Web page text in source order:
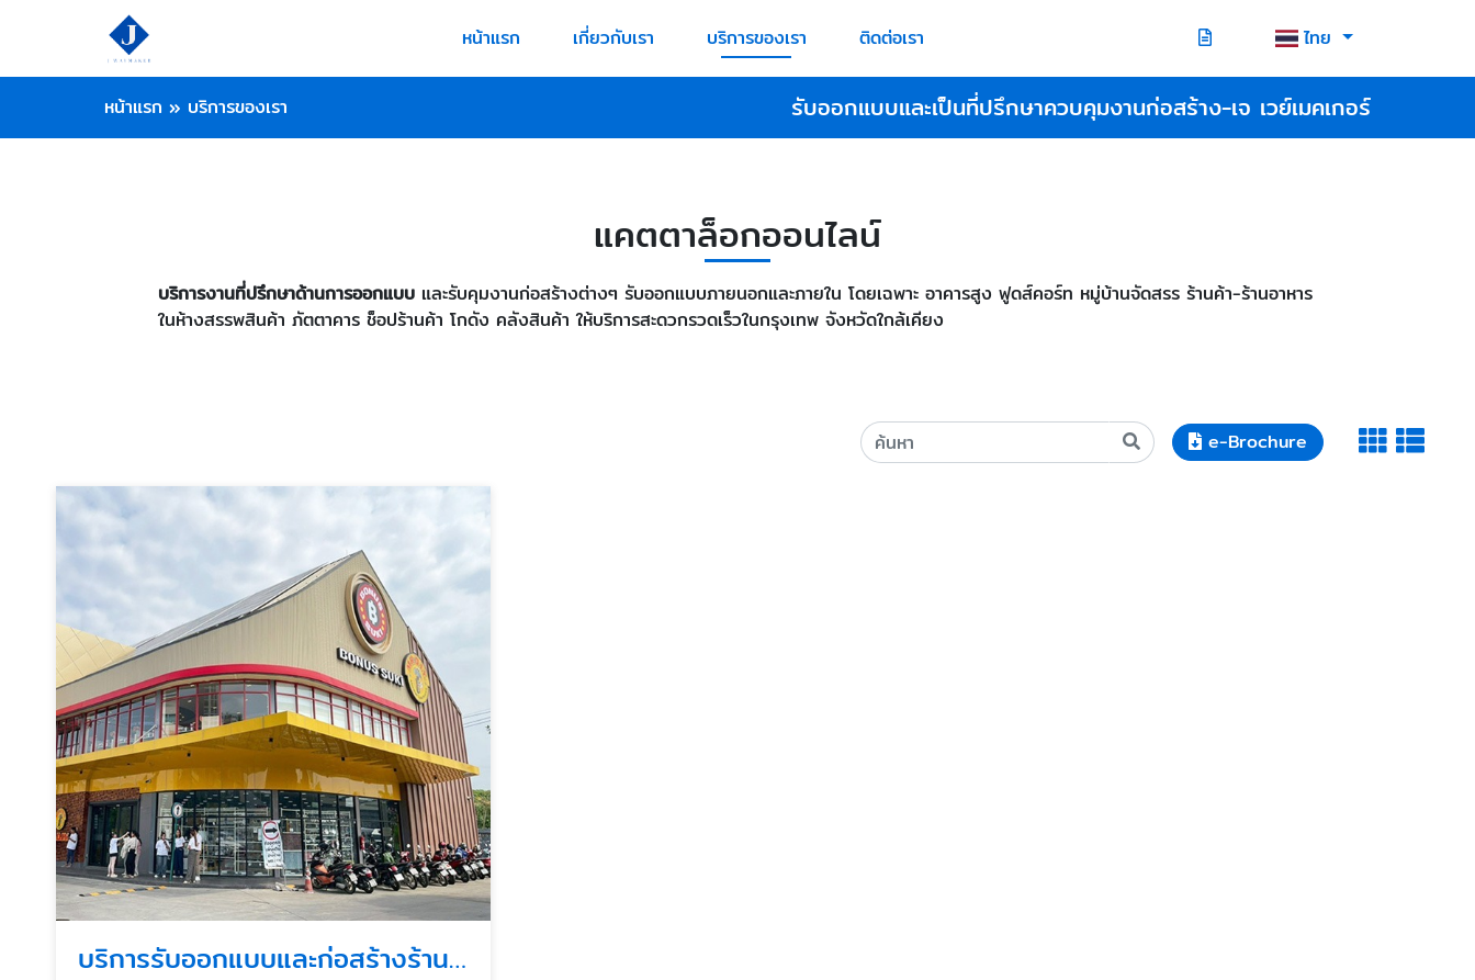
หน้าแรก เกี่ยวกับเรา บริการของเรา ติดต่อเรา ไทย
หน้าแรก » บริการของเรา รับออกแบบและเป็นที่ปรึกษาควบคุมงานก่อสร้าง-เจ เวย์เมคเกอร์
แคตตาล็อกออนไลน์
บริการงานที่ปรึกษาด้านการออกแบบ และรับคุมงานก่อสร้างต่างๆ รับออกแบบภายนอกและภายใน โดยเฉพาะ อาคารสูง ฟูดส์คอร์ท หมู่บ้านจัดสรร ร้านค้า-ร้านอาหาร
ในห้างสรรพสินค้า ภัตตาคาร ช็อปร้านค้า โกดัง คลังสินค้า ให้บริการสะดวกรวดเร็วในกรุงเทพ จังหวัดใกล้เคียง
e-Brochure
บริการรับออกแบบและก่อสร้างร้านอาหารแฟรนไชน์ครบวงจร